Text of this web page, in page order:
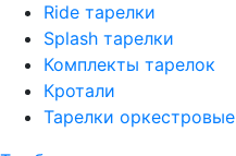
Ride тарелки
Splash тарелки
Комплекты тарелок
Кротали
Тарелки оркестровые